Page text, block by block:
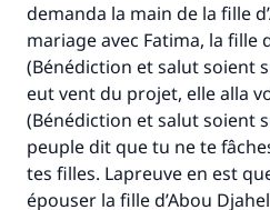
demanda la main de la fille
mariage avec Fatima, la fille
(Bénédiction et salut soient
eut vent du projet, elle alla
(Bénédiction et salut soient
peuple dit que tu ne te
tes filles. Lapreuve en est
épouser la fille d’Abou